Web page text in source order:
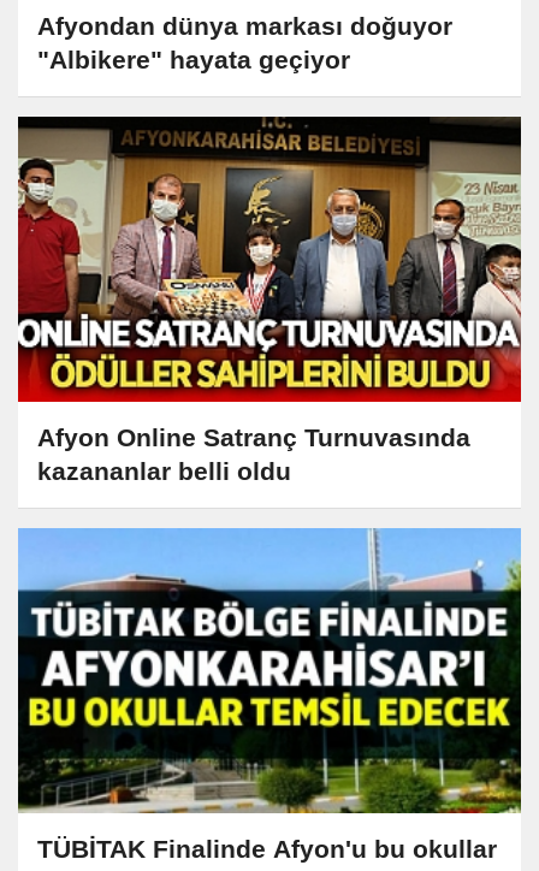
Afyondan dünya markası doğuyor
"Albikere" hayata geçiyor
Afyon Online Satranç Turnuvasında
kazananlar belli oldu
TÜBİTAK Finalinde Afyon'u bu okullar